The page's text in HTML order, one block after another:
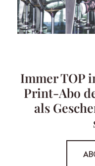
Immer TOP
Print-Abo
als